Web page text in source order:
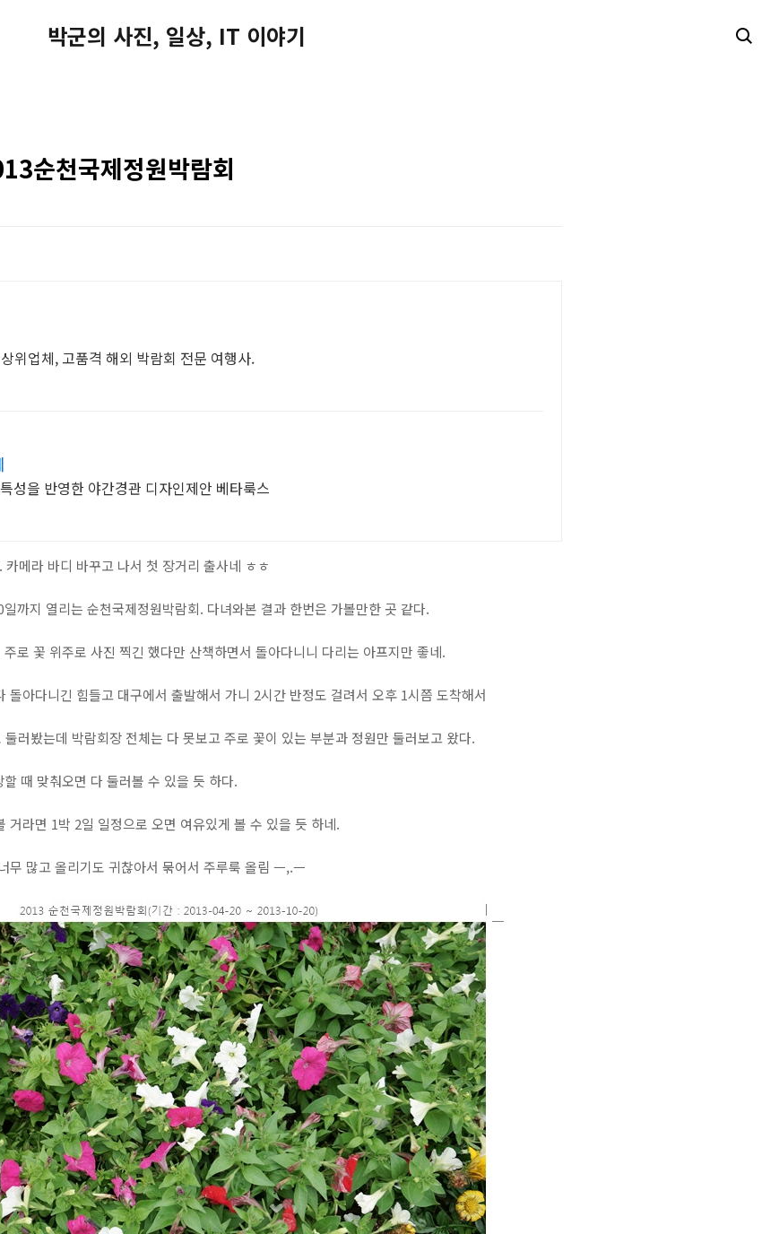
박군의 사진, 일상, IT 이야기
순천국제정원박람회
위업체, 고품격 해외 박람회 전문 여행사.
성을 반영한 야간경관 디자인제안 베타룩스
메라 바디 바꾸고 나서 첫 장거리 출사네 ㅎㅎ
까지 열리는 순천국제정원박람회. 다녀와본 결과 한번은 가볼만한 곳 같다.
로 꽃 위주로 사진 찍긴 했다만 산책하면서 돌아다니니 다리는 아프지만 좋네.
돌아다니긴 힘들고 대구에서 출발해서 가니 2시간 반정도 걸려서 오후 1시쯤 도착해서
러봤는데 박람회장 전체는 다 못보고 주로 꽃이 있는 부분과 정원만 둘러보고 왔다.
때 맞춰오면 다 둘러볼 수 있을 듯 하다.
거라면 1박 2일 일정으로 오면 여유있게 볼 수 있을 듯 하네.
무 많고 올리기도 귀찮아서 묶어서 주루룩 올림 ㅡ,.ㅡ